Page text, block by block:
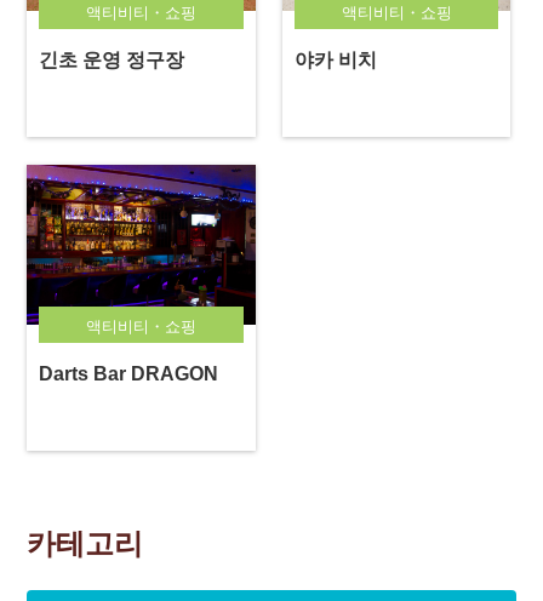
액티비티・쇼핑
긴초 운영 정구장
액티비티・쇼핑
야카 비치
액티비티・쇼핑
Darts Bar DRAGON
카테고리